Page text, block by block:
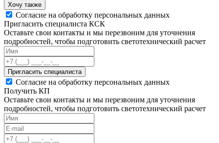
Хочу также
Согласие на обработку персональных данных
Пригласить специалиста КСК
Оставьте свои контакты и мы перезвоним для уточнения
подробностей, чтобы подготовить светотехнический расчет
Пригласить специалиста
Согласие на обработку персональных данных
Получить КП
Оставьте свои контакты и мы перезвоним для уточнения
подробностей, чтобы подготовить светотехнический расчет